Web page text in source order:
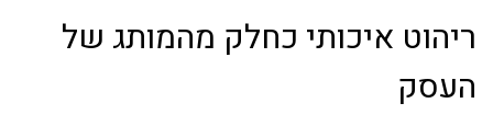
ריהוט איכותי כחלק מהמותג של
העסק